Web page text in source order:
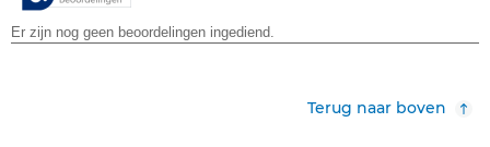
Terug naar boven